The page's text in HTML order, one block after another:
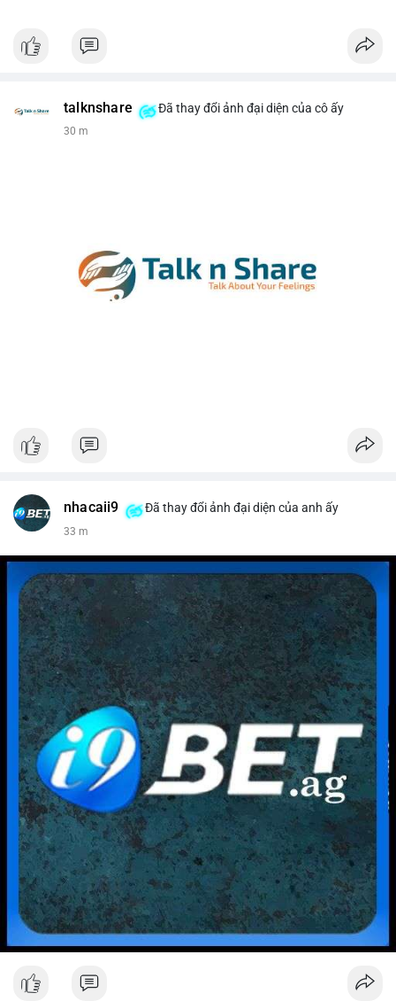
talknshare Đã thay đổi ảnh đại diện của cô ấy
30 m
nhacaii9 Đã thay đổi ảnh đại diện của anh ấy
33 m